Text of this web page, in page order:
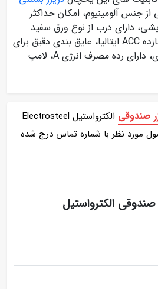
جنس آلومینیوم، امکان حداکثر
دارای درب از نوع ورق سفید
چرمی، کمپرسور های پر بازده ACC ایتالیا، عایق بندی دقیق برای
کاهش میزان مصرف انرژی، دارای رده مصرف انرژی A، لامپ
صندوقی
الکترواستیل Electrosteel
مورد نظر با شماره تماس درج شده
الکترواستیل